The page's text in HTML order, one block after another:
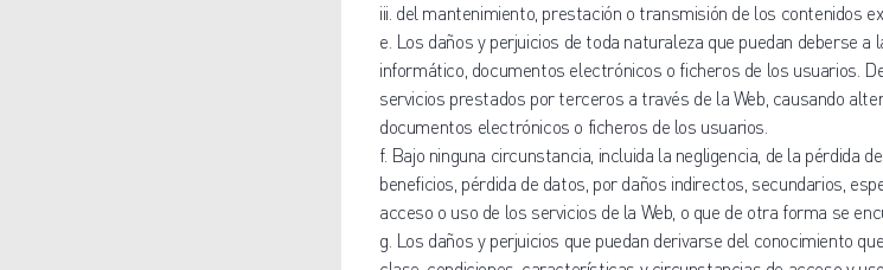
iii. del mantenimiento, prestación o transmisión de los contenidos
e. Los daños y perjuicios de toda naturaleza que puedan deberse
informático, documentos electrónicos o ficheros de los usuarios.
servicios prestados por terceros a través de la Web, causando
documentos electrónicos o ficheros de los usuarios.
f. Bajo ninguna circunstancia, incluida la negligencia, de la pérdida
beneficios, pérdida de datos, por daños indirectos, secundarios,
acceso o uso de los servicios de la Web, o que de otra forma se
g. Los daños y perjuicios que puedan derivarse del conocimiento